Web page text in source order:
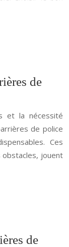
de
et la nécessité
de police
Ces
jouent
de